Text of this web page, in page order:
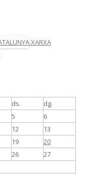
XARXA
ds. dg.
5
6
12
13
19
20
26
27